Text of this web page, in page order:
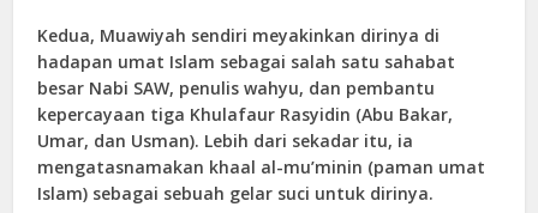
Kedua, Muawiyah sendiri meyakinkan dirinya di
hadapan umat Islam sebagai salah satu sahabat
besar Nabi SAW, penulis wahyu, dan pembantu
kepercayaan tiga Khulafaur Rasyidin (Abu Bakar,
Umar, dan Usman). Lebih dari sekadar itu, ia
mengatasnamakan khaal al-mu’minin (paman umat
Islam) sebagai sebuah gelar suci untuk dirinya.